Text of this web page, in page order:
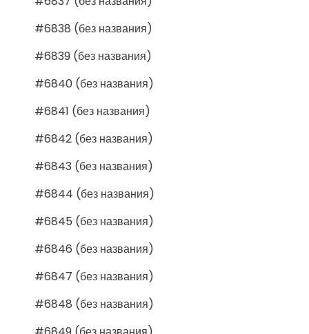
#6838 (без названия)
#6839 (без названия)
#6840 (без названия)
#6841 (без названия)
#6842 (без названия)
#6843 (без названия)
#6844 (без названия)
#6845 (без названия)
#6846 (без названия)
#6847 (без названия)
#6848 (без названия)